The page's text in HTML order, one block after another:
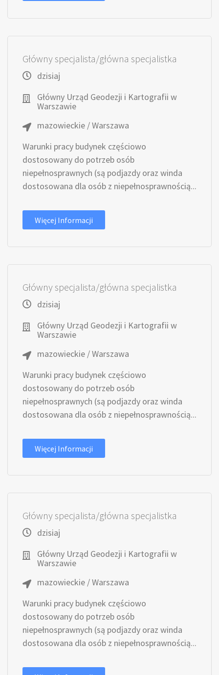
Główny specjalista/główna specjalistka
dzisiaj
Główny Urząd Geodezji i Kartografii w
Warszawie
mazowieckie / Warszawa
Warunki pracy budynek częściowo
dostosowany do potrzeb osób
niepełnosprawnych (są podjazdy oraz winda
dostosowana dla osób z niepełnosprawnością...
Więcej Informacji
Główny specjalista/główna specjalistka
dzisiaj
Główny Urząd Geodezji i Kartografii w
Warszawie
mazowieckie / Warszawa
Warunki pracy budynek częściowo
dostosowany do potrzeb osób
niepełnosprawnych (są podjazdy oraz winda
dostosowana dla osób z niepełnosprawnością...
Więcej Informacji
Główny specjalista/główna specjalistka
dzisiaj
Główny Urząd Geodezji i Kartografii w
Warszawie
mazowieckie / Warszawa
Warunki pracy budynek częściowo
dostosowany do potrzeb osób
niepełnosprawnych (są podjazdy oraz winda
dostosowana dla osób z niepełnosprawnością...